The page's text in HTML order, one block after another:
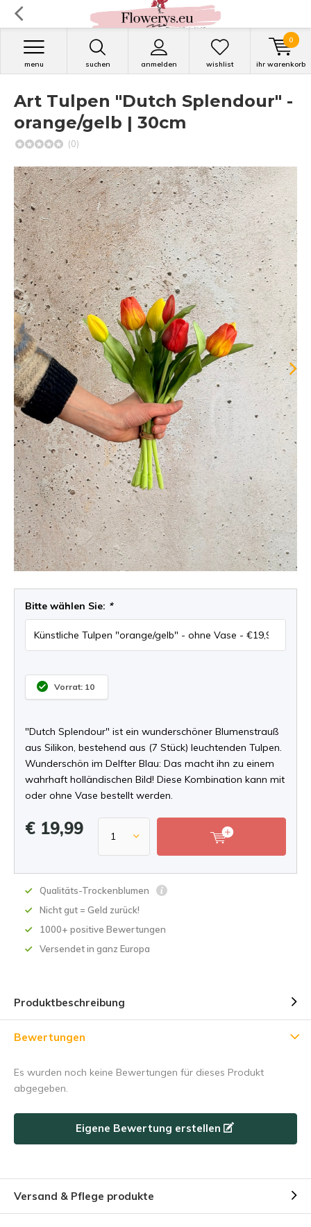
suchen anmelden
menu wishlist ihr warenkorb
0
Art Tulpen "Dutch Splendour" -
orange/gelb | 30cm
(0)
Bitte wählen Sie: *
Vorrat: 10
"Dutch Splendour" ist ein wunderschöner Blumenstrauß
aus Silikon, bestehend aus (7 Stück) leuchtenden Tulpen.
Wunderschön im Delfter Blau: Das macht ihn zu einem
wahrhaft holländischen Bild! Diese Kombination kann mit
oder ohne Vase bestellt werden.
€ 19,99
Qualitäts-Trockenblumen
Nicht gut = Geld zurück!
1000+ positive Bewertungen
Versendet in ganz Europa
Produktbeschreibung
Bewertungen
Es wurden noch keine Bewertungen für dieses Produkt
abgegeben.
Eigene Bewertung erstellen
Versand & Pflege produkte
5% Rabatt
Melden Sie sich für unseren Newsletter an, um über unsere
Subscribe